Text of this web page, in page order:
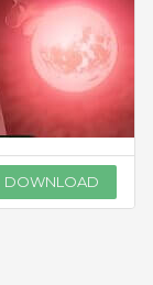
DOWNLOAD